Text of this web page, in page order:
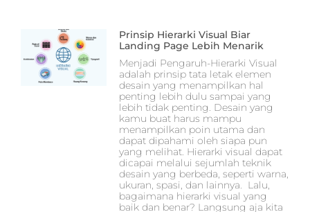
Prinsip Hierarki Visual Biar
Landing Page Lebih Menarik
Menjadi Pengaruh-Hierarki Visual
adalah prinsip tata letak elemen
desain yang menampilkan hal
penting lebih dulu sampai yang
lebih tidak penting. Desain yang
kamu buat harus mampu
menampilkan poin utama dan
dapat dipahami oleh siapa pun
yang melihat. Hierarki visual dapat
dicapai melalui sejumlah teknik
desain yang berbeda, seperti warna,
ukuran, spasi, dan lainnya. Lalu,
bagaimana hierarki visual yang
baik dan benar? Langsung aja kita